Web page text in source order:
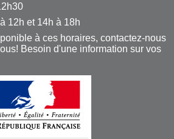
12h et 14h à 18h
à ces horaires, contactez-nous
Besoin d'une information sur vos